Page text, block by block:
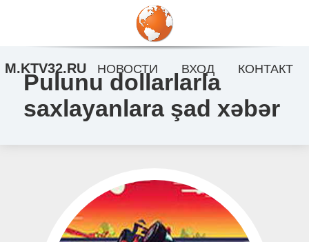
Pulunu dollarlarla
saxlayanlara şad xəbər
M.KTV32.RU НОВОСТИ ВХОД КОНТАКТ